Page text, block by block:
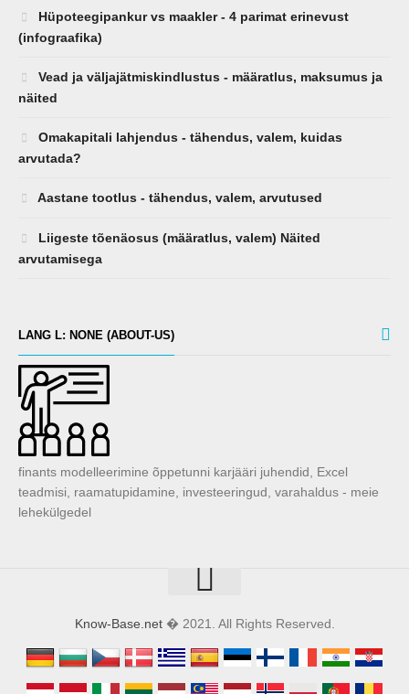
Hüpoteegipankur vs maakler - 4 parimat erinevust
(infograafika)
Vead ja väljajätmiskindlustus - määratlus, maksumus ja
näited
Omakapitali lahjendus - tähendus, valem, kuidas
arvutada?
Aastane tootlus - tähendus, valem, arvutused
Liigeste tõenäosus (määratlus, valem) Näited
arvutamisega
LANG L: NONE (ABOUT-US)
finants modelleerimine õppetunni karjääri juhendid, Excel
teadmisi, raamatupidamine, investeeringud, varahaldus - meie
lehekülgedel
Know-Base.net� 2021. All Rights Reserved.